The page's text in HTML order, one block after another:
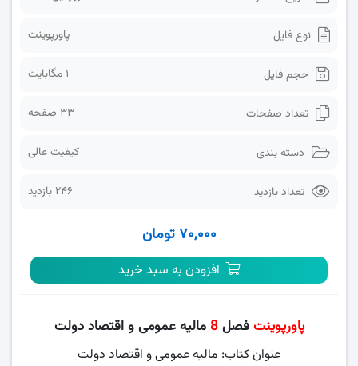
نوع فایل پاورپوینت
حجم فایل 1 مگابایت
تعداد صفحات 33 صفحه
دسته بندی کیفیت عالی
تعداد بازدید 246 بازدید
۷۰,۰۰۰ تومان
افزودن به سبد خرید
پاورپوینتفصل8 مالیه عمومی و اقتصاد دولت
عنوان کتاب: مالیه عمومی و اقتصاد دولت